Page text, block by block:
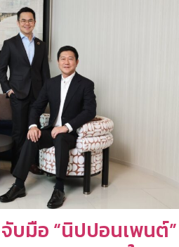
บมือ “นิปปอนเพนต์”